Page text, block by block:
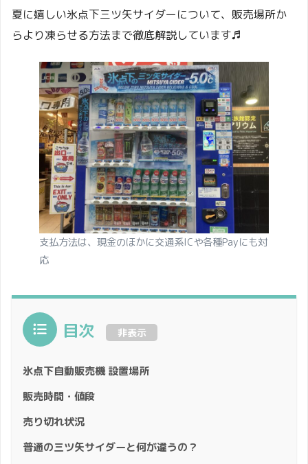
夏に嬉しい氷点下三ツ矢サイダーについて、販売場所か
らより凍らせる方法まで徹底解説しています♬
支払方法は、現金のほかに交通系ICや各種Payにも対
応
目次 非表示
氷点下自動販売機 設置場所
販売時間・値段
売り切れ状況
普通の三ツ矢サイダーと何が違うの？